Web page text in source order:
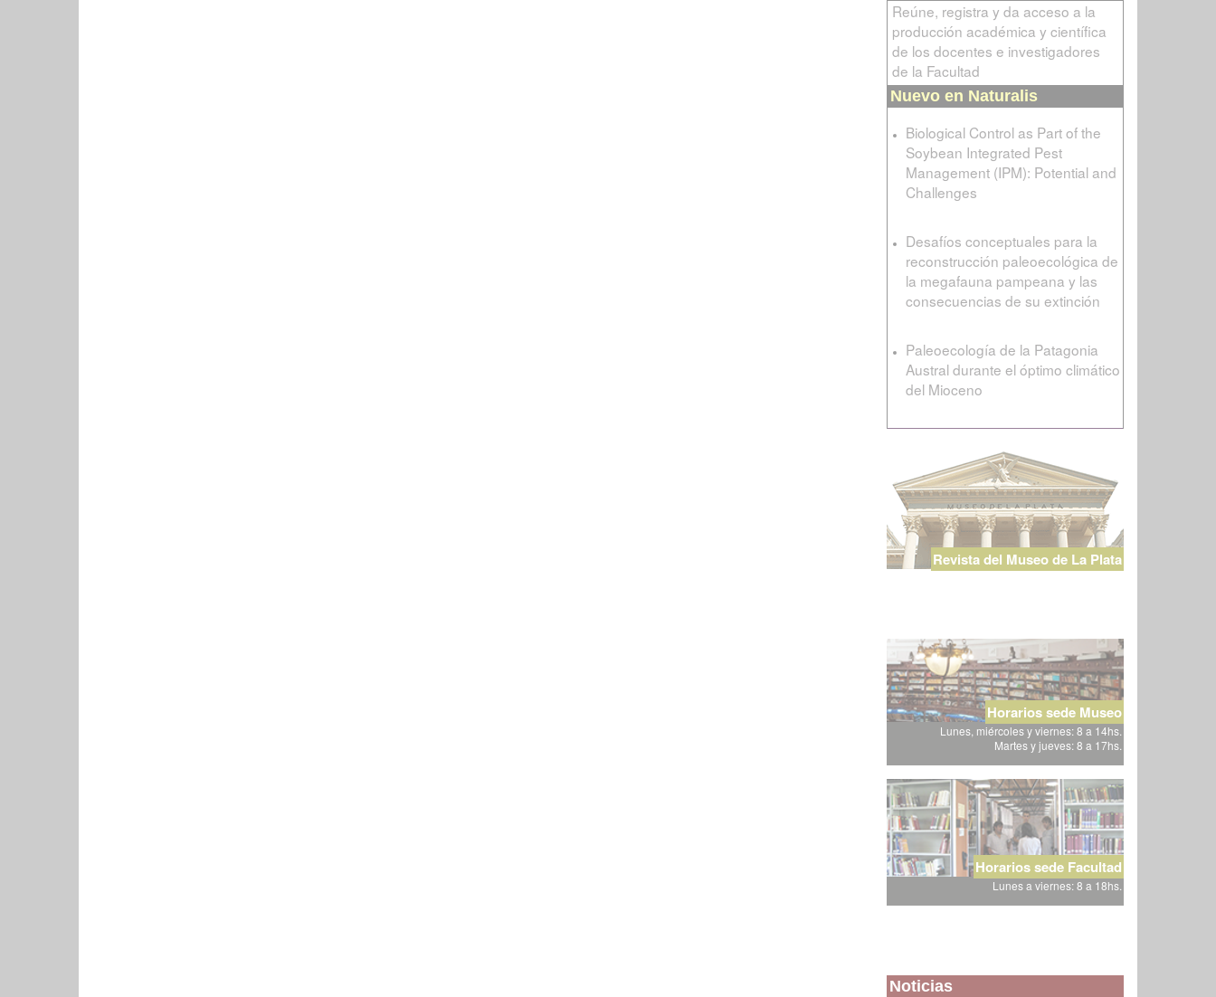
Reúne, registra y da acceso a la
producción académica y científica
de los docentes e investigadores
de la Facultad
Nuevo en Naturalis
Biological Control as Part of the
Soybean Integrated Pest
Management (IPM): Potential and
Challenges
Desafíos conceptuales para la
reconstrucción paleoecológica de
la megafauna pampeana y las
consecuencias de su extinción
Paleoecología de la Patagonia
Austral durante el óptimo climático
del Mioceno
Revista del Museo de La Plata
Horarios sede Museo
Lunes, miércoles y viernes: 8 a 14hs.
Martes y jueves: 8 a 17hs.
Horarios sede Facultad
Lunes a viernes: 8 a 18hs.
Noticias